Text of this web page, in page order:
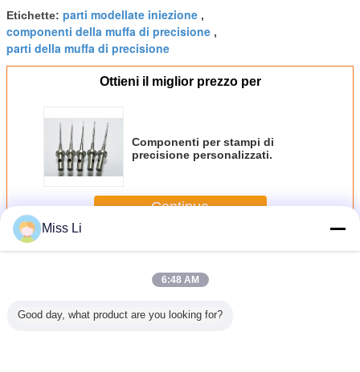
Etichette: parti modellate iniezione ,
componenti della muffa di precisione ,
parti della muffa di precisione
Ottieni il miglior prezzo per
Componenti per stampi di
precisione personalizzati.
Continua
PiùParti della muffa di precisione
Miss Li
6:48 AM
Good day, what product are you looking for?